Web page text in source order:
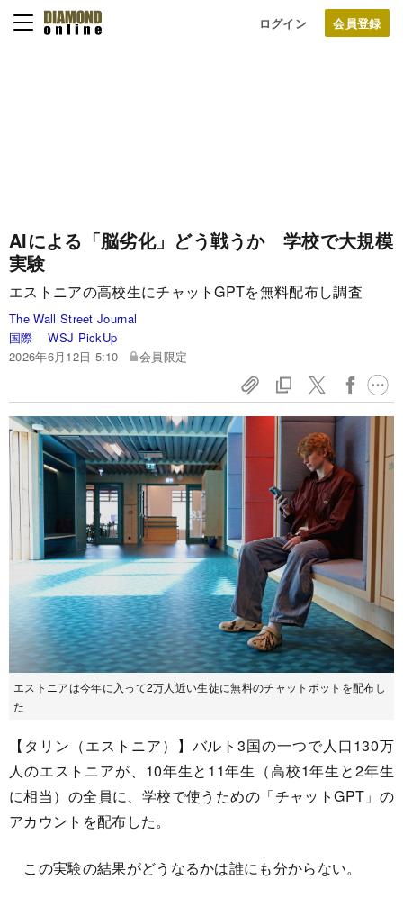
ログイン
AIによる「脳劣化」どう戦うか 学校で大規模
実験
エストニアの高校生にチャットGPTを無料配布し調査
The Wall Street Journal
国際
WSJ PickUp
2026年6月12日 5:10
会員限定
エストニアは今年に入って2万人近い生徒に無料のチャットボットを配布し
た
【タリン（エストニア）】バルト3国の一つで人口130万
人のエストニアが、10年生と11年生（高校1年生と2年生
に相当）の全員に、学校で使うための「チャットGPT」の
アカウントを配布した。
この実験の結果がどうなるかは誰にも分からない。